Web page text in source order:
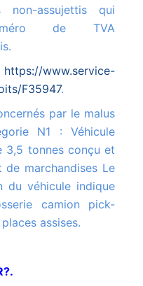
assujettis qui
de TVA
https://www.service-
F35947.
N1 : Véhicule
3,5 tonnes conçu et
marchandises Le
du véhicule indique
camion pick-
assises.